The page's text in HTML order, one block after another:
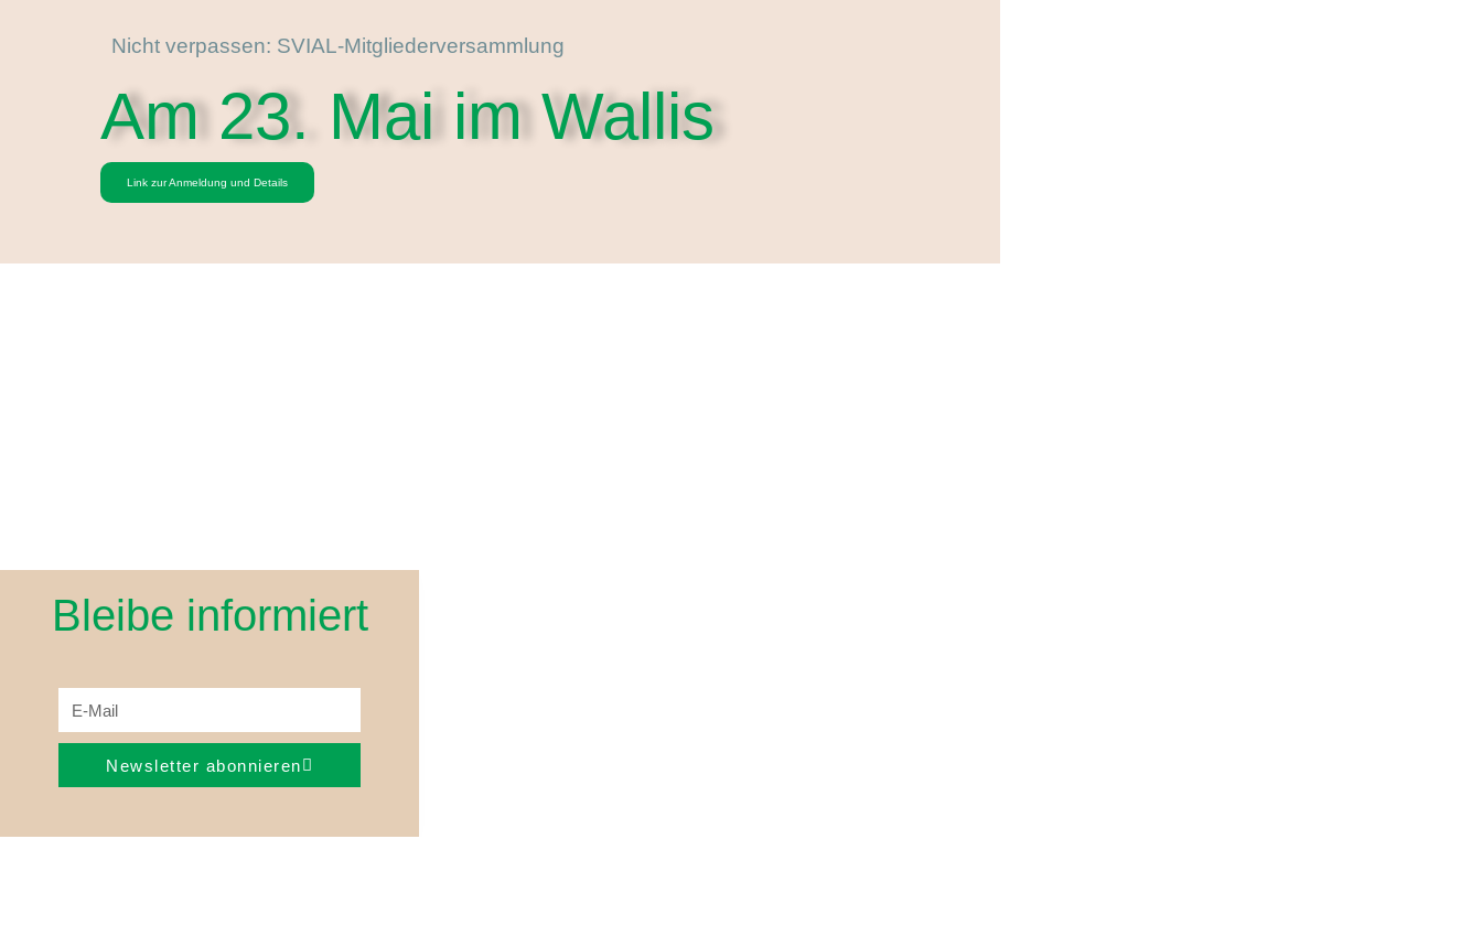
Nicht verpassen: SVIAL-Mitgliederversammlung
Am 23. Mai im Wallis
Link zur Anmeldung und Details
Bleibe informiert
Newsletter abonnieren